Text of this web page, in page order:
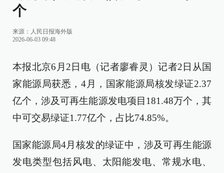
个
来源： 人民日报海外版
2026-06-03 09:48
本报北京6月2日电（记者廖睿灵）记者2日从国
家能源局获悉，4月，国家能源局核发绿证2.37
亿个，涉及可再生能源发电项目181.48万个，其
中可交易绿证1.77亿个，占比74.85%。
国家能源局4月核发的绿证中，涉及可再生能源
发电类型包括风电、太阳能发电、常规水电、